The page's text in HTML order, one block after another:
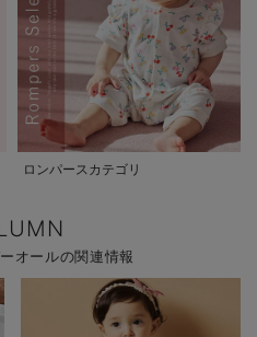
ロンパースカテゴリ
オールの関連情報